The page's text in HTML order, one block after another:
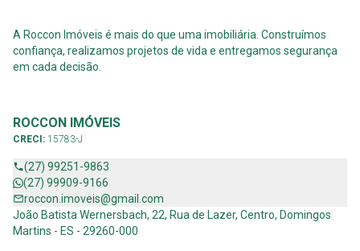
A Roccon Imóveis é mais do que uma imobiliária. Construímos
confiança, realizamos projetos de vida e entregamos segurança
em cada decisão.
ROCCON IMÓVEIS
CRECI: 15783-J
(27) 99251-9863
(27) 99909-9166
roccon.imoveis@gmail.com
João Batista Wernersbach, 22, Rua de Lazer, Centro, Domingos
Martins - ES - 29260-000